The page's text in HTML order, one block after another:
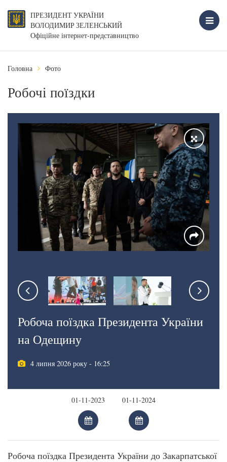
ПРЕЗИДЕНТ УКРАЇНИ
ВОЛОДИМИР ЗЕЛЕНСЬКИЙ
Офіційне інтернет-представництво
Головна Фото
Робочі поїздки
Робоча поїздка Президента України
на Одещину
4 липня 2026 року - 16:25
Робоча поїздка Президента України до Закарпатської